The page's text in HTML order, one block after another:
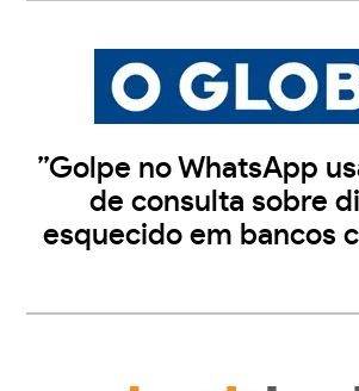
”Golpe no WhatsApp
de consulta sobre
esquecido em bancos